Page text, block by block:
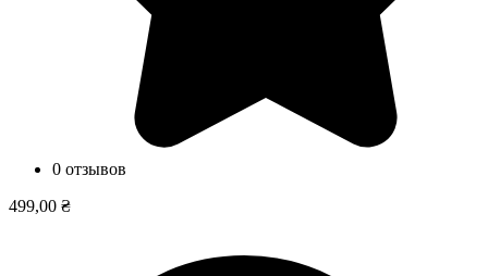
0 отзывов
499,00 ₴